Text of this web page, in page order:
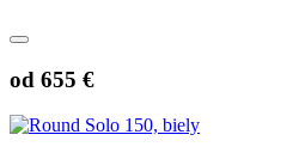
od 655 €